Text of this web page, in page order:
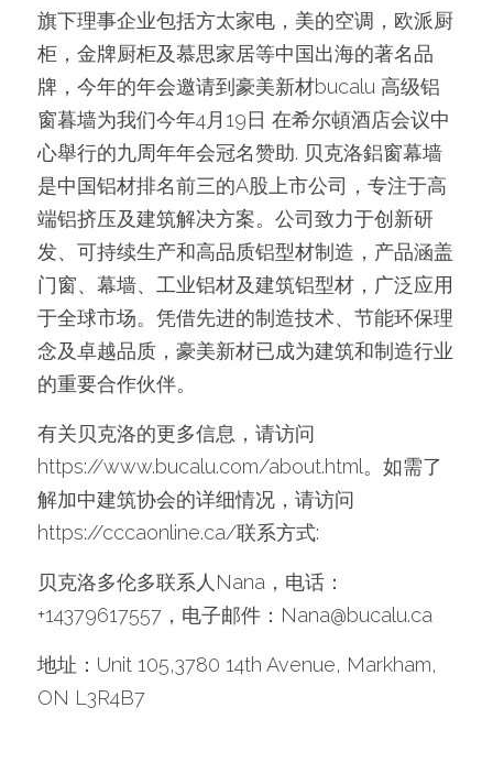
旗下理事企业包括方太家电，美的空调，欧派厨
柜，金牌厨柜及慕思家居等中国出海的著名品
牌，今年的年会邀请到豪美新材bucalu 高级铝
窗暮墙为我们今年4月19日 在希尔頓酒店会议中
心舉行的九周年年会冠名赞助. 贝克洛鋁窗幕墙
是中国铝材排名前三的A股上市公司，专注于高
端铝挤压及建筑解决方案。公司致力于创新研
发、可持续生产和高品质铝型材制造，产品涵盖
门窗、幕墙、工业铝材及建筑铝型材，广泛应用
于全球市场。凭借先进的制造技术、节能环保理
念及卓越品质，豪美新材已成为建筑和制造行业
的重要合作伙伴。
有关贝克洛的更多信息，请访问
https://www.bucalu.com/about.html。如需了
解加中建筑协会的详细情况，请访问
https://cccaonline.ca/联系方式:
贝克洛多伦多联系人Nana，电话：
+14379617557，电子邮件：Nana@bucalu.ca
地址：Unit 105,3780 14th Avenue, Markham,
ON L3R4B7